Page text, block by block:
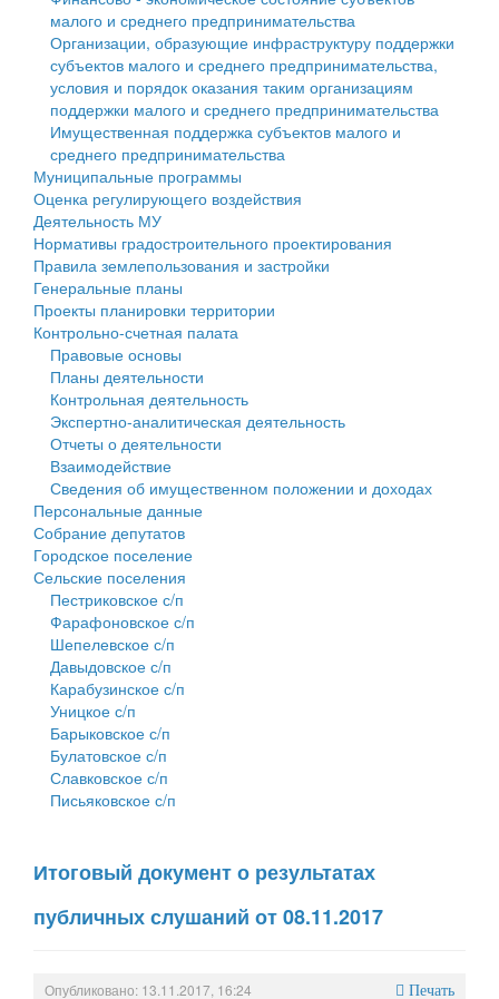
Персональные данные
Оценка регулирующего воздействия
Деятельность МУ
Нормативы градостроительного проектирования
Правила землепользования и застройки
Генеральные планы
Проекты планировки территории
Собрание депутатов
Городское поселение
Сельские поселения
малого и среднего предпринимательства
Организации, образующие инфраструктуру поддержки
субъектов малого и среднего предпринимательства,
условия и порядок оказания таким организациям
поддержки малого и среднего предпринимательства
Имущественная поддержка субъектов малого и
среднего предпринимательства
Муниципальные программы
Оценка регулирующего воздействия
Деятельность МУ
Нормативы градостроительного проектирования
Правила землепользования и застройки
Генеральные планы
Проекты планировки территории
Контрольно-счетная палата
Правовые основы
Планы деятельности
Контрольная деятельность
Экспертно-аналитическая деятельность
Отчеты о деятельности
Взаимодействие
Сведения об имущественном положении и доходах
Персональные данные
Собрание депутатов
Городское поселение
Сельские поселения
Пестриковское с/п
Фарафоновское с/п
Шепелевское с/п
Давыдовское с/п
Карабузинское с/п
Уницкое с/п
Барыковское с/п
Булатовское с/п
Славковское с/п
Письяковское с/п
Итоговый документ о результатах
публичных слушаний от 08.11.2017
Опубликовано: 13.11.2017, 16:24 Печать